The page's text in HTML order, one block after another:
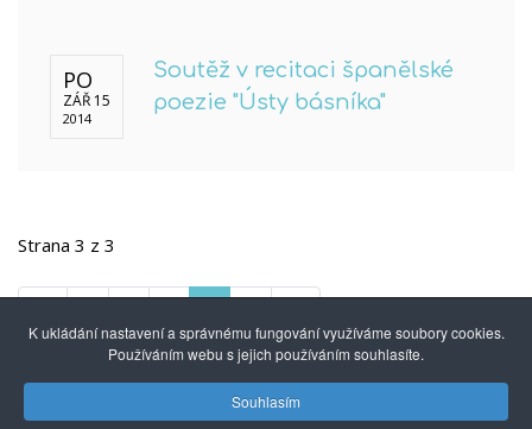
PO
ZÁŘ 15
2014
Soutěž v recitaci španělské
poezie "Ústy básníka"
Strana 3 z 3
Gymnázium mezinárodních a veřejných
K ukládání nastavení a správnému fungování využíváme soubory cookies.
Používáním webu s jejich používáním souhlasíte.
Souhlasím